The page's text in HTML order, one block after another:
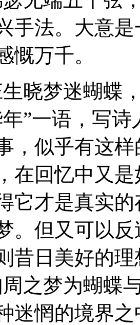
手法。大意
慨万千。
晓梦迷蝴蝶
年”一语，写
，似乎有这
在回忆中又
它才是真实
。但又可以
昔日美好的
之梦为蝴蝶
迷惘的境界